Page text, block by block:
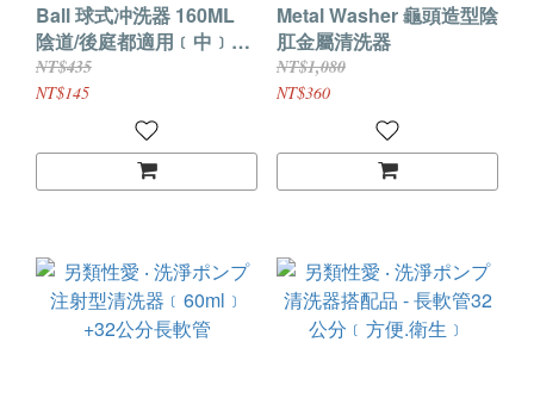
Ball 球式冲洗器 160ML
陰道/後庭都適用﹝中﹞膚
色
NT$435
NT$145
Metal Washer 龜頭造型陰
肛金屬清洗器
NT$1,080
NT$360